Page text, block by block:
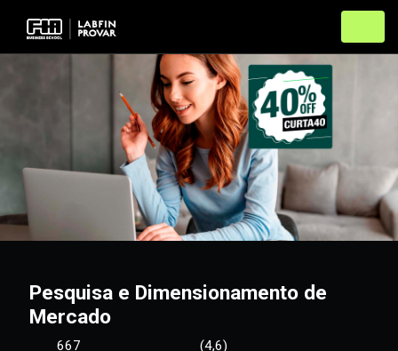
Pesquisa e Dimensionamento de
Mercado